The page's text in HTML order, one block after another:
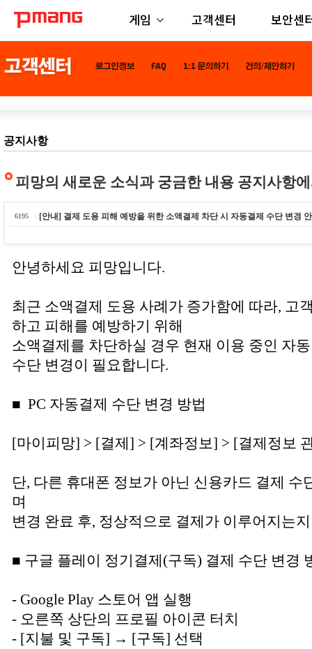
게임 고객센터 보안센
공지사항
피망의 새로운 소식과 궁금한 내용 공지사항
6195 [안내] 결제 도용 피해 예방을 위한 소액결제 차단 시 자동결제 수단 변경
안녕하세요 피망입니다.
최근 소액결제 도용 사례가 증가함에 따라, 고
하고 피해를 예방하기 위해
소액결제를 차단하실 경우 현재 이용 중인 자
수단 변경이 필요합니다.
■ PC 자동결제 수단 변경 방법
[마이피망] > [결제] > [계좌정보] > [결제정보
단, 다른 휴대폰 정보가 아닌 신용카드 결제 수
며
변경 완료 후, 정상적으로 결제가 이루어지는
■ 구글 플레이 정기결제(구독) 결제 수단 변경
- Google Play 스토어 앱 실행
- 오른쪽 상단의 프로필 아이콘 터치
- [지불 및 구독] → [구독] 선택